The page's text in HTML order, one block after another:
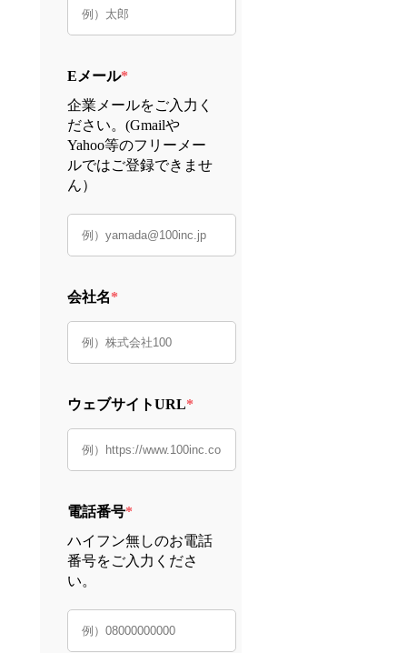
Eメール*
企業メールをご入力く
ださい。(Gmailや
Yahoo等のフリーメー
ルではご登録できませ
ん）
会社名*
ウェブサイトURL*
電話番号*
ハイフン無しのお電話
番号をご入力くださ
い。